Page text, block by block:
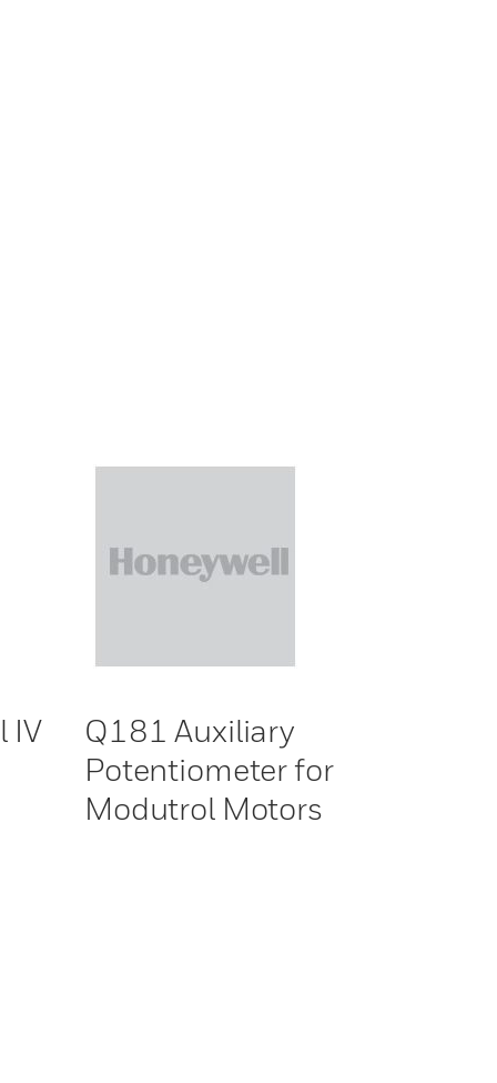
IV
Q181 Auxiliary
Potentiometer for
Modutrol Motors